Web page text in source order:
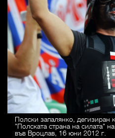
Полски запалянко, дегизиран
"Полската страна на силата"
във Вроцлав, 16 юни 2012 г.